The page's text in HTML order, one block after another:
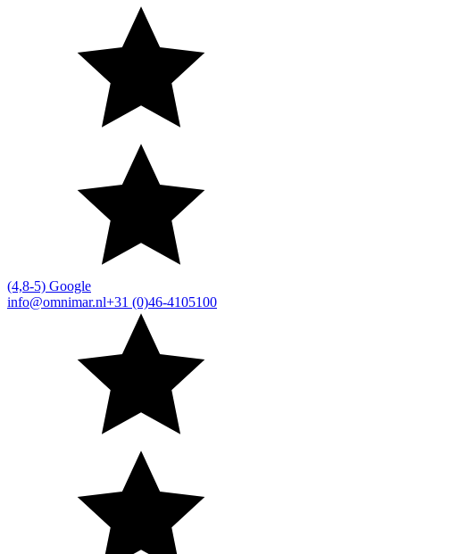
(4,8-5) Google
info@omnimar.nl+31 (0)46-4105100